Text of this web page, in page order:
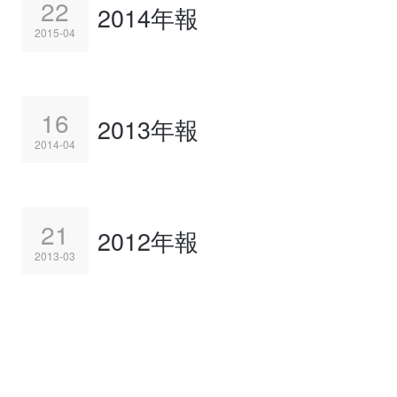
22
2015-04 2014年報
16
2014-04 2013年報
21
2013-03 2012年報